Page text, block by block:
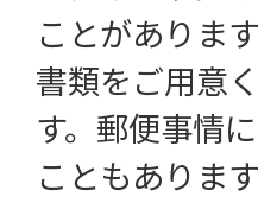
ことがありま
書類をご用意
す。郵便事情
こともありま